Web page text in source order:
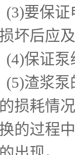
(3)要保证
损坏后应
(4)保证泵
(5)渣浆泵
的损耗情
换的过程